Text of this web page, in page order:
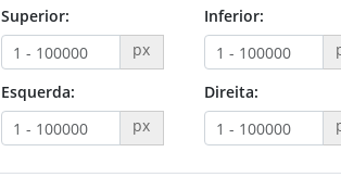
Superior:
px
Inferior:
Esquerda:
px
Direita: